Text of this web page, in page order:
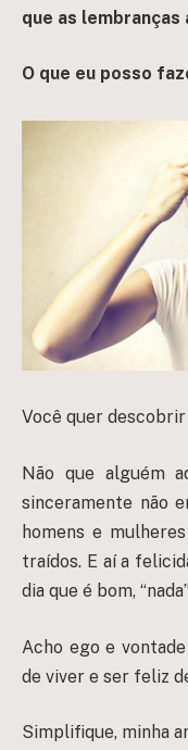
que as lembranças
O que eu posso
Você quer
Não que alguém
sinceramente não
homens e
traídos. E aí a
dia que é bom,
Acho ego e
de viver e ser feliz
Simplifique, minha